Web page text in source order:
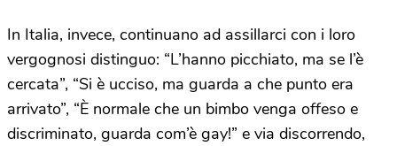
In Italia, invece, continuano ad assillarci con i loro
vergognosi distinguo: “L’hanno picchiato, ma se l’è
cercata”, “Si è ucciso, ma guarda a che punto era
arrivato”, “È normale che un bimbo venga offeso e
discriminato, guarda com’è gay!” e via discorrendo,